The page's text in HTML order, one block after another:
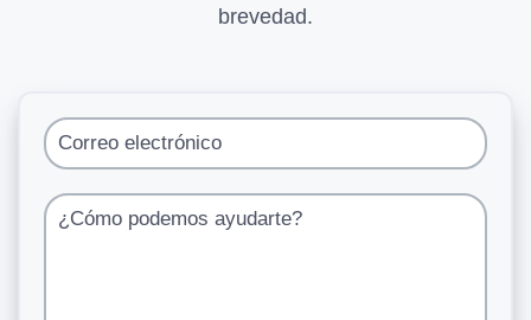
brevedad.
Correo electrónico
¿Cómo podemos ayudarte?